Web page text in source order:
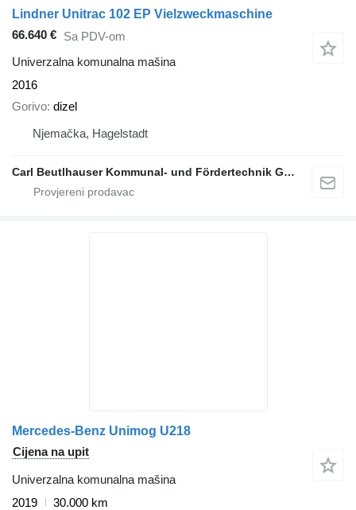
Lindner Unitrac 102 EP Vielzweckmaschine
66.640 € Sa PDV-om
Univerzalna komunalna mašina
2016
Gorivo dizel
Njemačka, Hagelstadt
Carl Beutlhauser Kommunal- und Fördertechnik GmbH & Co. KG
Mercedes-Benz Unimog U218
Cijena na upit
Univerzalna komunalna mašina
2019
30.000 km